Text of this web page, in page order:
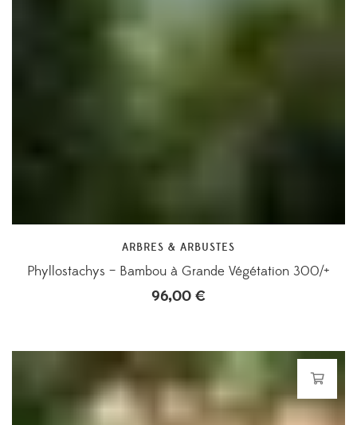
ARBRES & ARBUSTES
Phyllostachys – Bambou à Grande Végétation 300/+
96,00 €